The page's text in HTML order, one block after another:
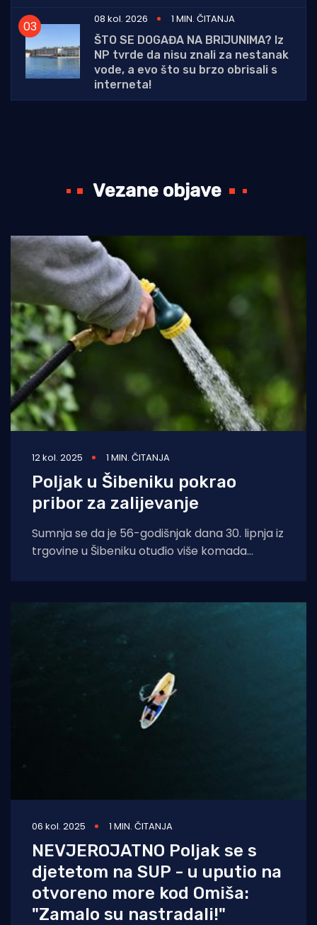
08 kol. 2026
1 MIN. ČITANJA
ŠTO SE DOGAĐA NA BRIJUNIMA? Iz
NP tvrde da nisu znali za nestanak
vode, a evo što su brzo obrisali s
interneta!
Vezane objave
12 kol. 2025 1 MIN. ČITANJA
Poljak u Šibeniku pokrao
pribor za zalijevanje
Sumnja se da je 56-godišnjak dana 30. lipnja iz
trgovine u Šibeniku otuđio više komada
06 kol. 2025 1 MIN. ČITANJA
NEVJEROJATNO Poljak se s
djetetom na SUP - u uputio na
otvoreno more kod Omiša:
"Zamalo su nastradali!"